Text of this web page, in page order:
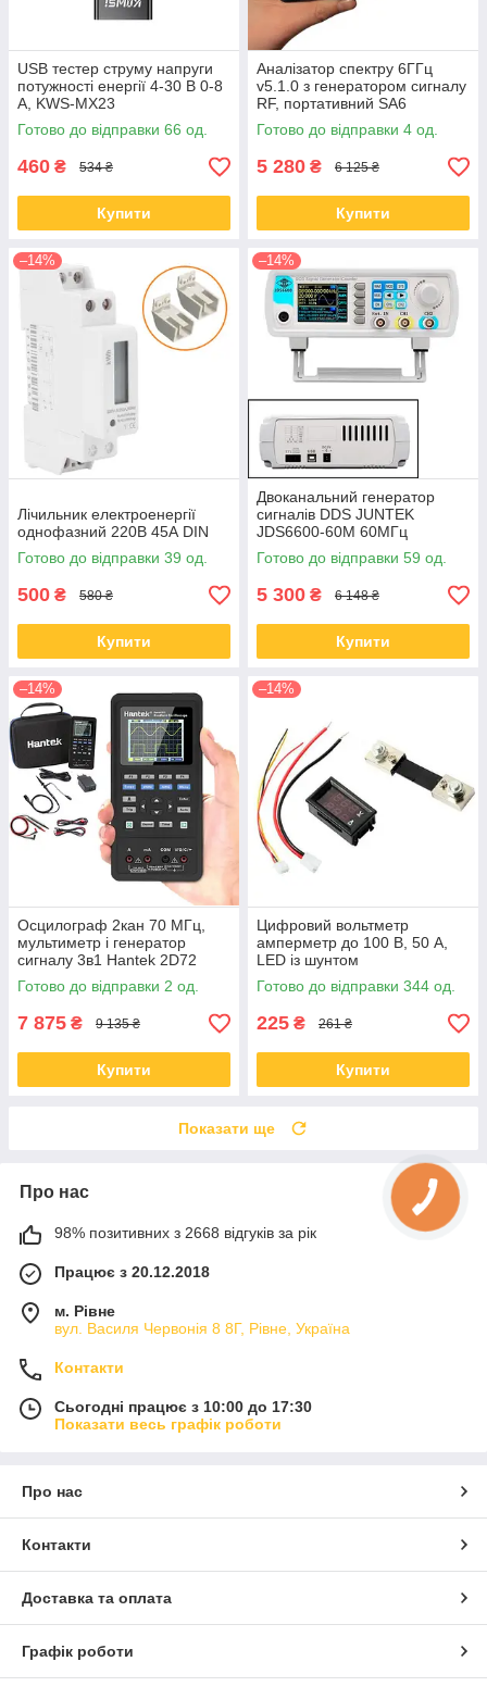
USB тестер струму напруги
потужності енергії 4-30 В 0-8
А, KWS-MX23
Готово до відправки 66 од.
460 ₴ 534 ₴
Купити
Аналізатор спектру 6ГГц
v5.1.0 з генератором сигналу
RF, портативний SA6
Готово до відправки 4 од.
5 280 ₴ 6 125 ₴
Купити
–14%
Лічильник електроенергії
однофазний 220В 45А DIN
Готово до відправки 39 од.
500 ₴ 580 ₴
Купити
–14%
Двоканальний генератор
сигналів DDS JUNTEK
JDS6600-60M 60МГц
Готово до відправки 59 од.
5 300 ₴ 6 148 ₴
Купити
–14%
Осцилограф 2кан 70 МГц,
мультиметр і генератор
сигналу 3в1 Hantek 2D72
Готово до відправки 2 од.
7 875 ₴ 9 135 ₴
Купити
–14%
Цифровий вольтметр
амперметр до 100 В, 50 А,
LED із шунтом
Готово до відправки 344 од.
225 ₴ 261 ₴
Купити
Показати ще
Про нас
98% позитивних з 2668 відгуків за рік
Працює з 20.12.2018
м. Рівне
вул. Василя Червонія 8 8Г, Рівне, Україна
Контакти
Сьогодні працює з 10:00 до 17:30
Показати весь графік роботи
Про нас
Контакти
Доставка та оплата
Графік роботи